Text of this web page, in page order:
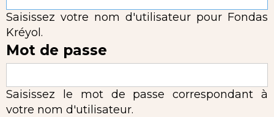
Saisissez votre nom d'utilisateur pour Fondas
Kréyol.
Mot de passe
Saisissez le mot de passe correspondant à
votre nom d'utilisateur.